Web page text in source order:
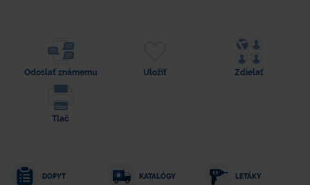
Odoslať známemu Uložiť Zdielať
Tlač
DOPYT KATALÓGY LETÁKY